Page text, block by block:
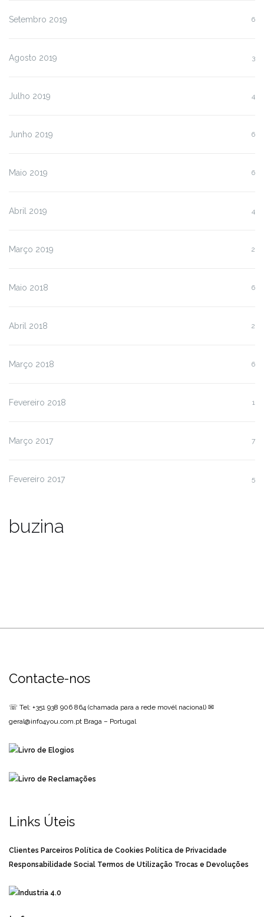
Setembro 2019 6
Agosto 2019 3
Julho 2019 4
Junho 2019 6
Maio 2019 6
Abril 2019 4
Março 2019 2
Maio 2018 6
Abril 2018 2
Março 2018 6
Fevereiro 2018 1
Março 2017 7
Fevereiro 2017 5
buzina
Contacte-nos
☏ Tel: +351 938 906 864 (chamada para a rede movél nacional) ✉
geral@info4you.com.pt Braga – Portugal
Links Úteis
Clientes Parceiros Política de Cookies Política de Privacidade
Responsabilidade Social Termos de Utilização Trocas e Devoluções